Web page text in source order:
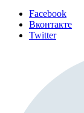
Facebook
Вконтакте
Twitter